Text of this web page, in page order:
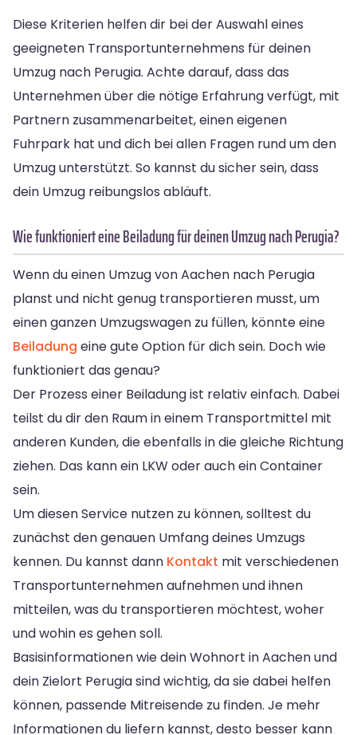
Diese Kriterien helfen dir bei der Auswahl eines
geeigneten Transportunternehmens für deinen
Umzug nach Perugia. Achte darauf, dass das
Unternehmen über die nötige Erfahrung verfügt, mit
Partnern zusammenarbeitet, einen eigenen
Fuhrpark hat und dich bei allen Fragen rund um den
Umzug unterstützt. So kannst du sicher sein, dass
dein Umzug reibungslos abläuft.
Wie funktioniert eine Beiladung für deinen Umzug nach Perugia?
Wenn du einen Umzug von Aachen nach Perugia
planst und nicht genug transportieren musst, um
einen ganzen Umzugswagen zu füllen, könnte eine
Beiladung eine gute Option für dich sein. Doch wie
funktioniert das genau?
Der Prozess einer Beiladung ist relativ einfach. Dabei
teilst du dir den Raum in einem Transportmittel mit
anderen Kunden, die ebenfalls in die gleiche Richtung
ziehen. Das kann ein LKW oder auch ein Container
sein.
Um diesen Service nutzen zu können, solltest du
zunächst den genauen Umfang deines Umzugs
kennen. Du kannst dann Kontakt mit verschiedenen
Transportunternehmen aufnehmen und ihnen
mitteilen, was du transportieren möchtest, woher
und wohin es gehen soll.
Basisinformationen wie dein Wohnort in Aachen und
dein Zielort Perugia sind wichtig, da sie dabei helfen
können, passende Mitreisende zu finden. Je mehr
Informationen du liefern kannst, desto besser kann